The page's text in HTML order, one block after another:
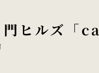
門ヒルズ「